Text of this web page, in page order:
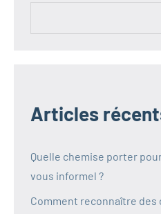
Articles
Quelle chemise porter
vous informel ?
Comment reconnaître des